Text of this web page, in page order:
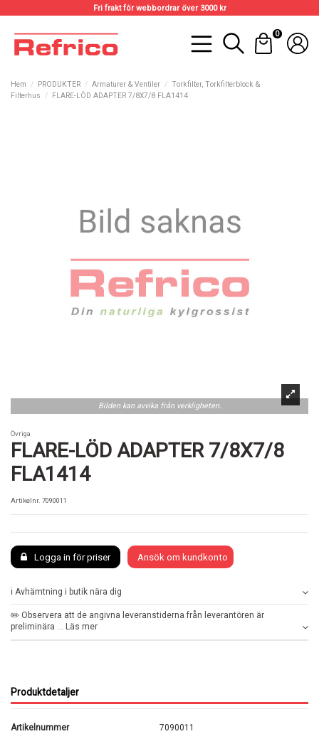
Fri frakt för webbordrar över 3000 kr
0
Hem PRODUKTER Armaturer & Ventiler
Torkfilter, Torkfilterblock &
Filterhus
FLARE-LÖD ADAPTER 7/8X7/8 FLA1414
Bilden kan avvika från verkligheten.
Övriga
FLARE-LÖD ADAPTER 7/8X7/8
FLA1414
Artikelnr. 7090011
Logga in för priser Ansök om kundkonto
ℹ️ Avhämtning i butik nära dig
✏️ Observera att de angivna leveranstiderna från leverantören är
preliminära ... Läs mer
Produktdetaljer
Artikelnummer 7090011